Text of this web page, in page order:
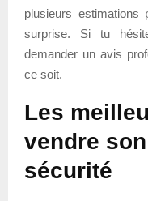
plusieurs estimations
surprise. Si tu
demander un avis
ce soit.
Les
vendre
sécurité